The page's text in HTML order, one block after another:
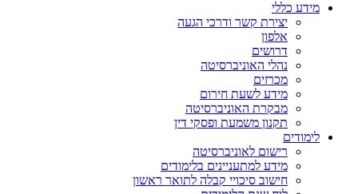
מידע כללי
יצירת קשר ודרכי הגעה
אלפון
דרושים
נהלי האוניברסיטה
מכרזים
מידע לשעת חירום
מבקרת האוניברסיטה
תקנון משמעת ופסקי דין
לימודים
רישום לאוניברסיטה
מידע למתעניינים בלימודים
חישוב סיכויי קבלה לתואר ראשון